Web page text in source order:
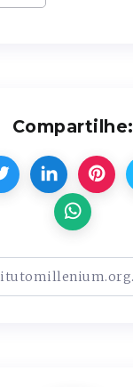
Compartilhe: